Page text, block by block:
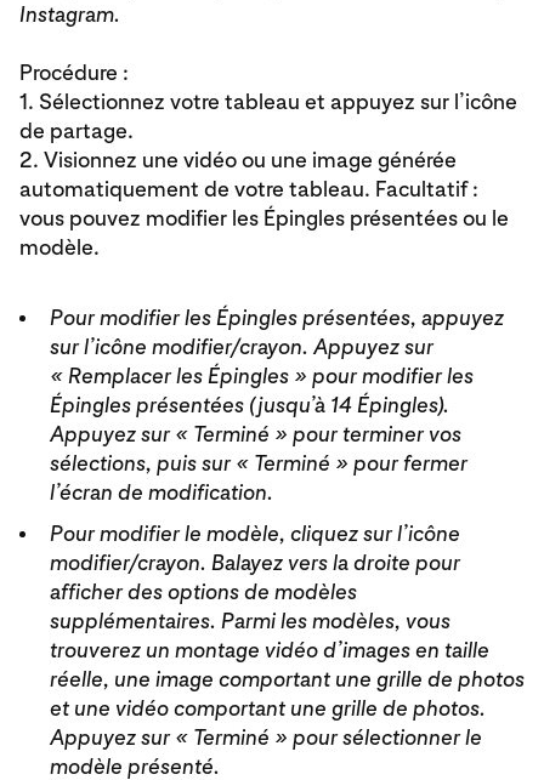
Instagram.
Procédure :
1. Sélectionnez votre tableau et appuyez sur l’icône
de partage.
2. Visionnez une vidéo ou une image générée
automatiquement de votre tableau. Facultatif :
vous pouvez modifier les Épingles présentées ou le
modèle.
Pour modifier les Épingles présentées, appuyez
sur l’icône modifier/crayon. Appuyez sur
« Remplacer les Épingles » pour modifier les
Épingles présentées (jusqu’à 14 Épingles).
Appuyez sur « Terminé » pour terminer vos
sélections, puis sur « Terminé » pour fermer
l’écran de modification.
Pour modifier le modèle, cliquez sur l’icône
modifier/crayon. Balayez vers la droite pour
afficher des options de modèles
supplémentaires. Parmi les modèles, vous
trouverez un montage vidéo d’images en taille
réelle, une image comportant une grille de photos
et une vidéo comportant une grille de photos.
Appuyez sur « Terminé » pour sélectionner le
modèle présenté.